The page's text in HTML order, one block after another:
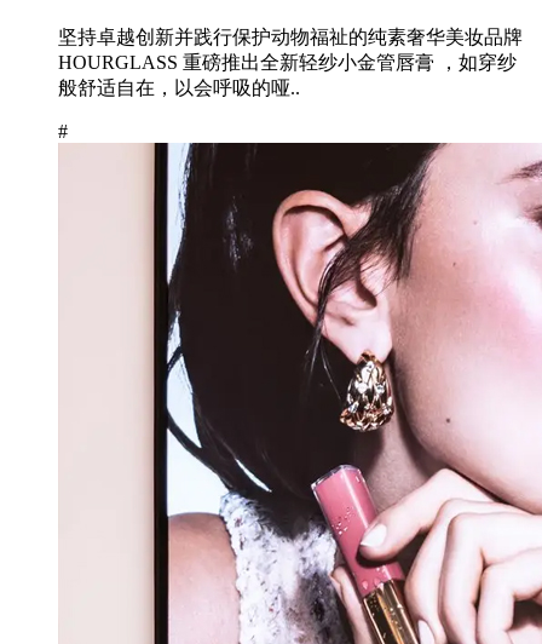
坚持卓越创新并践行保护动物福祉的纯素奢华美妆品牌
HOURGLASS 重磅推出全新轻纱小金管唇膏 ，如穿纱
般舒适自在，以会呼吸的哑..
#